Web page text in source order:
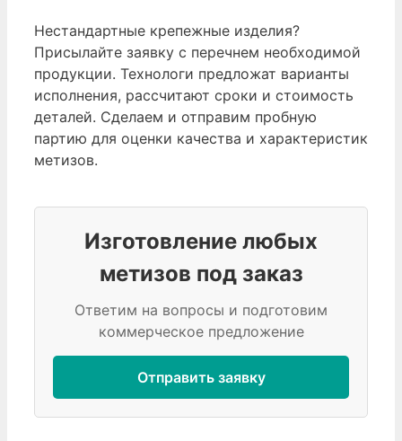
Нестандартные крепежные изделия?
Присылайте заявку с перечнем необходимой
продукции. Технологи предложат варианты
исполнения, рассчитают сроки и стоимость
деталей. Сделаем и отправим пробную
партию для оценки качества и характеристик
метизов.
Изготовление любых
метизов под заказ
Ответим на вопросы и подготовим
коммерческое предложение
Отправить заявку